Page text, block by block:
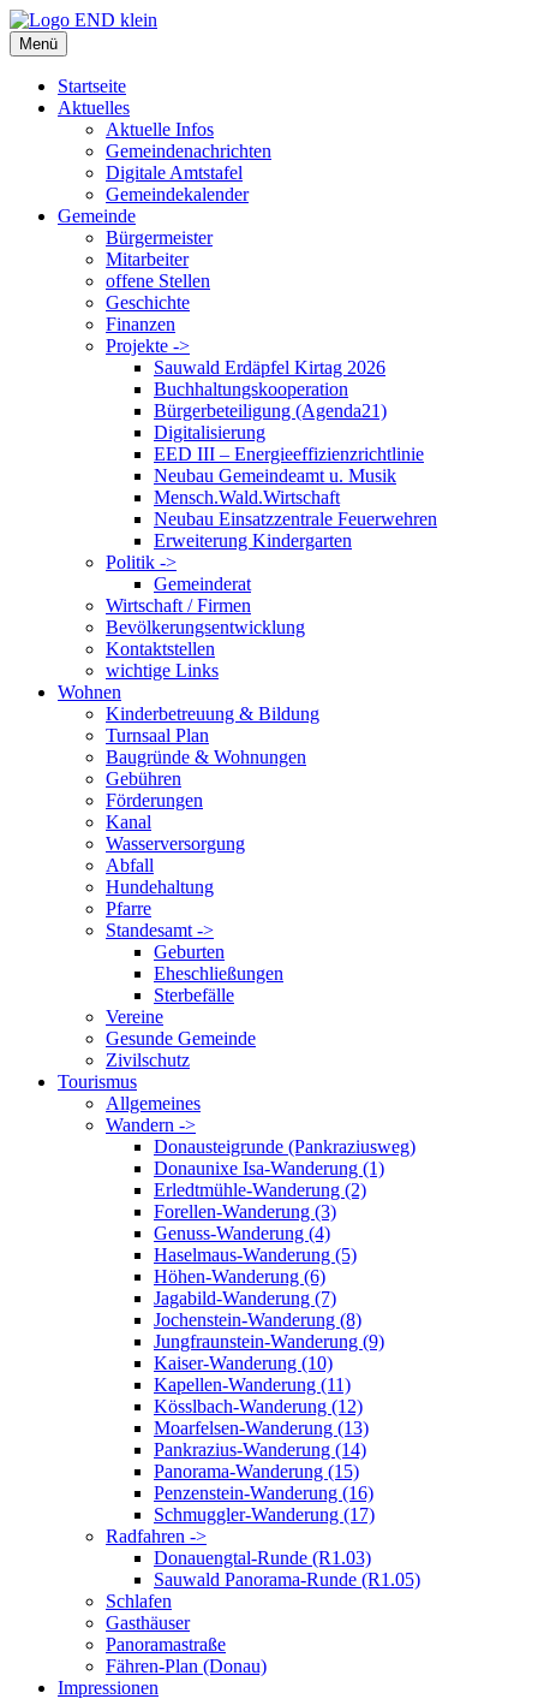
Zum
Inhalt
springen
Menü
Startseite
Aktuelles
Aktuelle Infos
Gemeindenachrichten
Digitale Amtstafel
Gemeindekalender
Gemeinde
Bürgermeister
Mitarbeiter
offene Stellen
Geschichte
Finanzen
Projekte ->
Sauwald Erdäpfel Kirtag 2026
Buchhaltungskooperation
Bürgerbeteiligung (Agenda21)
Digitalisierung
EED III – Energieeffizienzrichtlinie
Neubau Gemeindeamt u. Musik
Mensch.Wald.Wirtschaft
Neubau Einsatzzentrale Feuerwehren
Erweiterung Kindergarten
Politik ->
Gemeinderat
Wirtschaft / Firmen
Bevölkerungsentwicklung
Kontaktstellen
wichtige Links
Wohnen
Kinderbetreuung & Bildung
Turnsaal Plan
Baugründe & Wohnungen
Gebühren
Förderungen
Kanal
Wasserversorgung
Abfall
Hundehaltung
Pfarre
Standesamt ->
Geburten
Eheschließungen
Sterbefälle
Vereine
Gesunde Gemeinde
Zivilschutz
Tourismus
Allgemeines
Wandern ->
Donausteigrunde (Pankraziusweg)
Donaunixe Isa-Wanderung (1)
Erledtmühle-Wanderung (2)
Forellen-Wanderung (3)
Genuss-Wanderung (4)
Haselmaus-Wanderung (5)
Höhen-Wanderung (6)
Jagabild-Wanderung (7)
Jochenstein-Wanderung (8)
Jungfraunstein-Wanderung (9)
Kaiser-Wanderung (10)
Kapellen-Wanderung (11)
Kösslbach-Wanderung (12)
Moarfelsen-Wanderung (13)
Pankrazius-Wanderung (14)
Panorama-Wanderung (15)
Penzenstein-Wanderung (16)
Schmuggler-Wanderung (17)
Radfahren ->
Donauengtal-Runde (R1.03)
Sauwald Panorama-Runde (R1.05)
Schlafen
Gasthäuser
Panoramastraße
Fähren-Plan (Donau)
Impressionen